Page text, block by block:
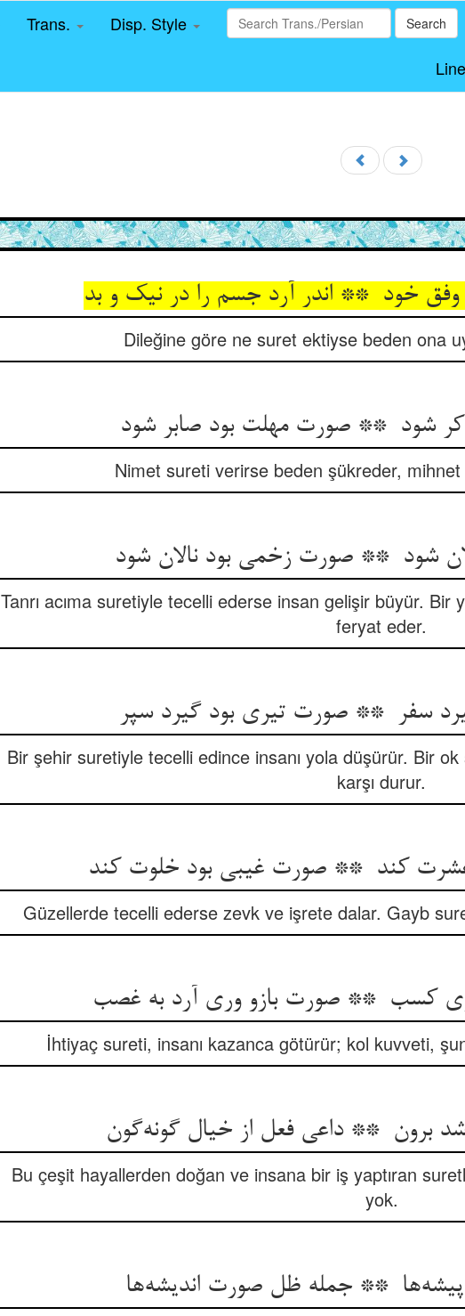
Trans. Disp. Style Search
Dileğine göre ne suret ektiyse beden ona
Nimet sureti verirse beden şükreder,
Tanrı acıma suretiyle tecelli ederse insan gelişir büyür.
feryat eder.
Bir şehir suretiyle tecelli edince insanı yola düşürür. Bir
karşı durur.
Güzellerde tecelli ederse zevk ve işrete dalar. Gayb
İhtiyaç sureti, insanı kazanca götürür; kol kuvveti,
Bu çeşit hayallerden doğan ve insana bir iş yaptıran
yok.